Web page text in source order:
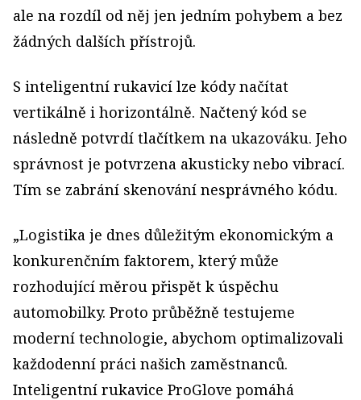
ale na rozdíl od něj jen jedním pohybem a bez
žádných dalších přístrojů.
S inteligentní rukavicí lze kódy načítat
vertikálně i horizontálně. Načtený kód se
následně potvrdí tlačítkem na ukazováku. Jeho
správnost je potvrzena akusticky nebo vibrací.
Tím se zabrání skenování nesprávného kódu.
„Logistika je dnes důležitým ekonomickým a
konkurenčním faktorem, který může
rozhodující měrou přispět k úspěchu
automobilky. Proto průběžně testujeme
moderní technologie, abychom optimalizovali
každodenní práci našich zaměstnanců.
Inteligentní rukavice ProGlove pomáhá